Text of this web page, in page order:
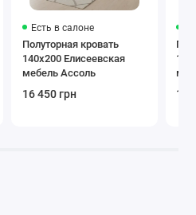
Есть в салоне
Полуторная кровать
140x200 Елисеевская
мебель Ассоль
16 450 грн 16